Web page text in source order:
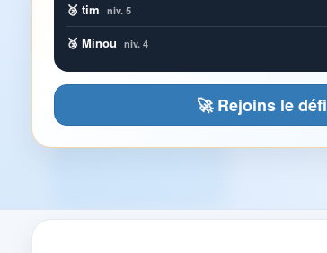
🥈 tim niv. 5
🥉 Minou niv. 4
🚀 Rejoins le défi